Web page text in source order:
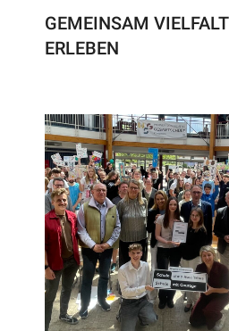
GEMEINSAM VIELFALT
ERLEBEN